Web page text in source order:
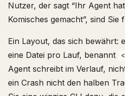
Nutzer, der sagt “Ihr Agent
Komisches gemacht”, sind Sie
Ein Layout, das sich bewährt:
eine Datei pro Lauf, benannt
Agent schreibt im Verlauf,
ein Crash nicht den halben